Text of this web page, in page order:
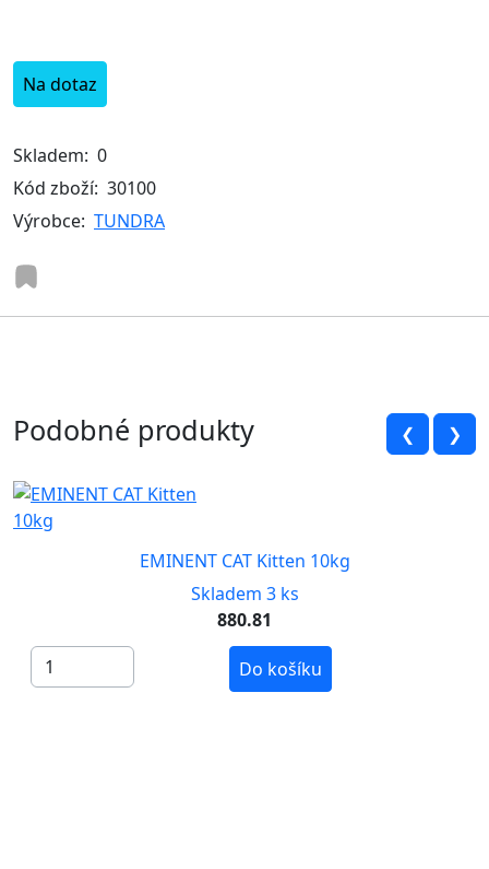
Na dotaz
Skladem: 0
Kód zboží: 30100
Výrobce: TUNDRA
Podobné produkty ❮ ❯
EMINENT CAT Kitten 10kg
Skladem 3 ks
880.81
Do košíku